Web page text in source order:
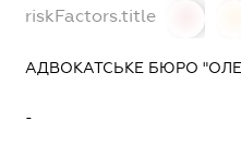
riskFactors.title
АДВОКАТСЬКЕ БЮРО
-